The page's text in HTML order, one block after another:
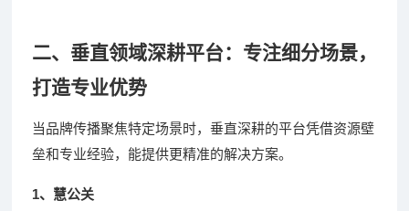
二、垂直领域深耕平台：专注细分场景，
打造专业优势
当品牌传播聚焦特定场景时，垂直深耕的平台凭借资源壁
垒和专业经验，能提供更精准的解决方案。
1、 慧公关